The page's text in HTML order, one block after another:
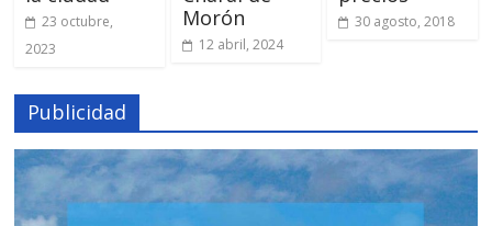
23 octubre,
2023
Morón
12 abril, 2024
30 agosto, 2018
Publicidad